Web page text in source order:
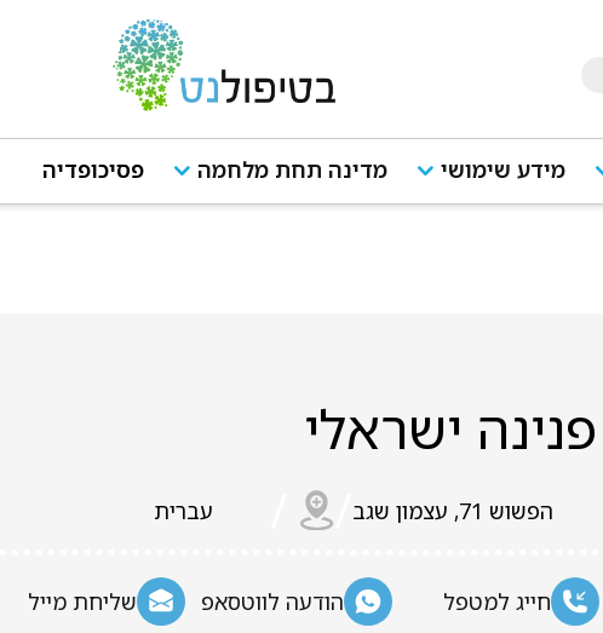
מידע שימושי מדינה תחת מלחמה פסיכופדיה
פנינה ישראלי
הפשוש 71, עצמון שגב עברית
חייג למטפל הודעה לווטסאפ שליחת מייל